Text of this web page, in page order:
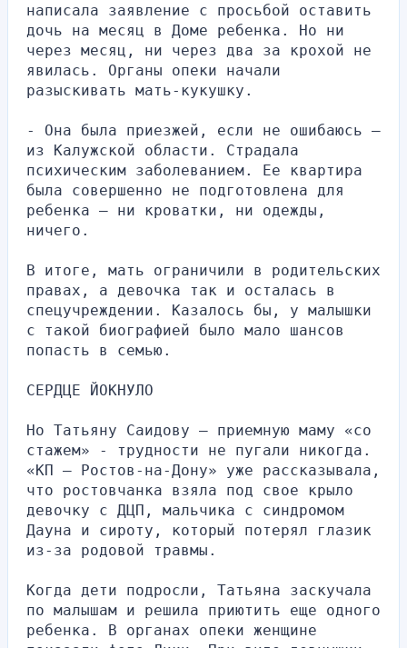
написала заявление с просьбой оставить
дочь на месяц в Доме ребенка. Но ни
через месяц, ни через два за крохой не
явилась. Органы опеки начали
разыскивать мать-кукушку.
- Она была приезжей, если не ошибаюсь —
из Калужской области. Страдала
психическим заболеванием. Ее квартира
была совершенно не подготовлена для
ребенка — ни кроватки, ни одежды,
ничего.
В итоге, мать ограничили в родительских
правах, а девочка так и осталась в
спецучреждении. Казалось бы, у малышки
с такой биографией было мало шансов
попасть в семью.
СЕРДЦЕ ЙОКНУЛО
Но Татьяну Саидову — приемную маму «со
стажем» - трудности не пугали никогда.
«КП — Ростов-на-Дону» уже рассказывала,
что ростовчанка взяла под свое крыло
девочку с ДЦП, мальчика с синдромом
Дауна и сироту, который потерял глазик
из-за родовой травмы.
Когда дети подросли, Татьяна заскучала
по малышам и решила приютить еще одного
ребенка. В органах опеки женщине